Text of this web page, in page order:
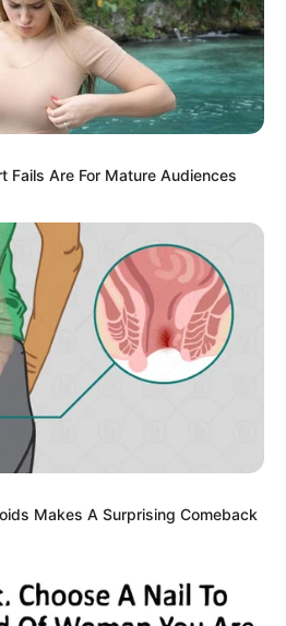
“El té de perejil me
un cálculo renal pequeño
Es ahora parte de mi
todos mis amigos. Es una
estado.”
opción natural y efectiva
renal y promover la
la receta detallada y
puedes integrar
diaria para
beneficios. Recuerda
un profesional de
Fails Are For Mature Audiences
Makes A Surprising Comeback